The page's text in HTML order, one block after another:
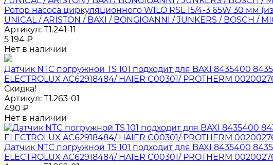
Ротор насоса циркуляционного WILO RSL 15/4-3 65W 30 мм
UNICAL / ARISTON / BAXI / BONGIOANNI / JUNKERS / BOSCH /
Артикул: T1.241-11
5 194 ₽
Нет в наличии
Датчик NTC погружной TS 101 подходит для BAXI 8435400
ELECTROLUX AC62918484/ HAIER C00301/ PROTHERM
Скидка!
Артикул: T1.263-01
490 ₽
Нет в наличии
Датчик NTC погружной TS 101 подходит для BAXI 8435400
ELECTROLUX AC62918484/ HAIER C00301/ PROTHERM